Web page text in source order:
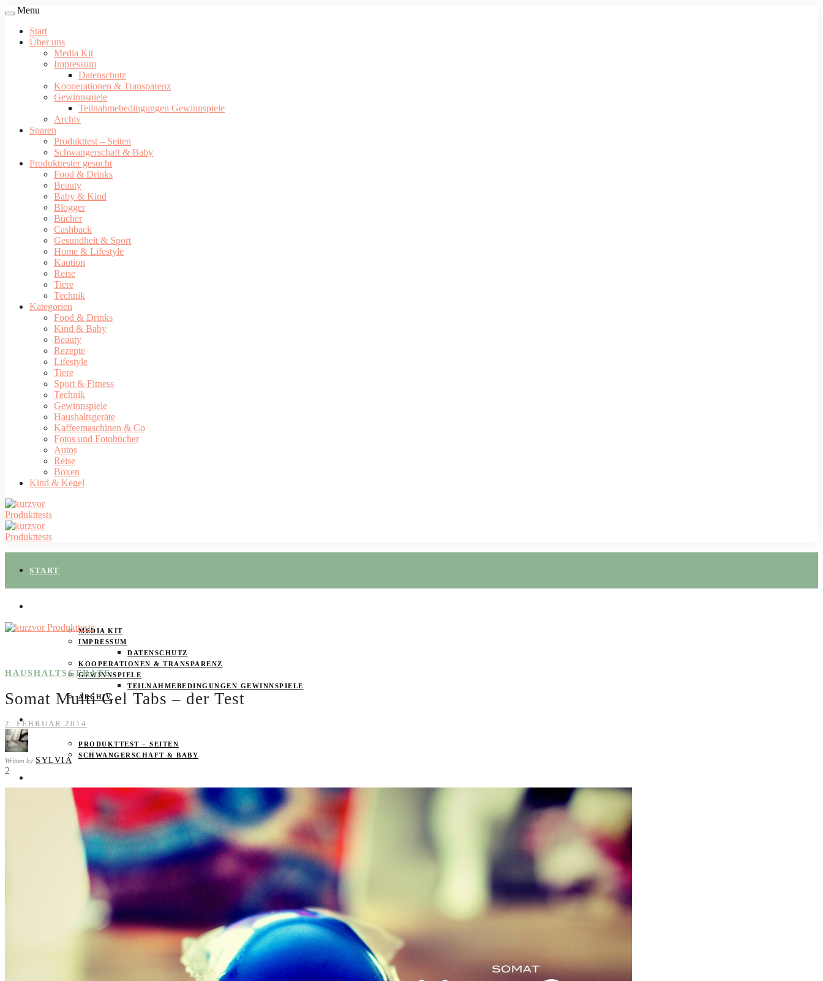
Menu
Start
Über uns
Media Kit
Impressum
Datenschutz
Kooperationen & Transparenz
Gewinnspiele
Teilnahmebedingungen Gewinnspiele
Archiv
Sparen
Produkttest – Seiten
Schwangerschaft & Baby
Produkttester gesucht
Food & Drinks
Beauty
Baby & Kind
Blogger
Bücher
Cashback
Gesundheit & Sport
Home & Lifestyle
Kaution
Reise
Tiere
Technik
Kategorien
Food & Drinks
Kind & Baby
Beauty
Rezepte
Lifestyle
Tiere
Sport & Fitness
Technik
Gewinnspiele
Haushaltsgeräte
Kaffeemaschinen & Co
Fotos und Fotobücher
Autos
Reise
Boxen
Kind & Kegel
START
MEDIA KIT
IMPRESSUM
DATENSCHUTZ
KOOPERATIONEN & TRANSPARENZ
GEWINNSPIELE
TEILNAHMEBEDINGUNGEN GEWINNSPIELE
ARCHIV
SPAREN
PRODUKTTEST – SEITEN
SCHWANGERSCHAFT & BABY
FOOD & DRINKS
BEAUTY
BABY & KIND
BLOGGER
BÜCHER
CASHBACK
GESUNDHEIT & SPORT
HOME & LIFESTYLE
KAUTION
REISE
TECHNIK
HAUSHALTSGERÄTE
Somat Multi Gel Tabs – der Test
2. FEBRUAR 2014
Written by SYLVIA
2